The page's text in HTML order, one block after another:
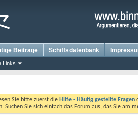
Links
Beiträge Schiffsdatenbank
Sie bitte zuerst die Hilfe - Häufig gestellte Fragen
Suchen Sie sich einfach das Forum aus, das Sie am